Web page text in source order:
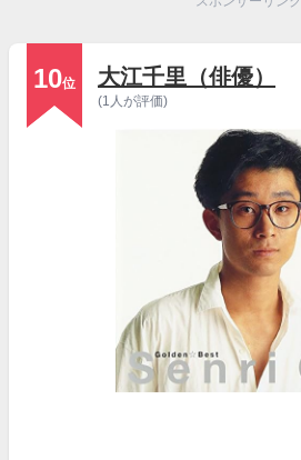
10位 大江千里（俳優）
(1人が評価)